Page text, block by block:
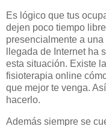
Es lógico que tus
dejen poco tiempo
presencialmente a
llegada de Internet ha
esta situación. Existe
fisioterapia online
que mejor te venga.
hacerlo.
Además siempre se